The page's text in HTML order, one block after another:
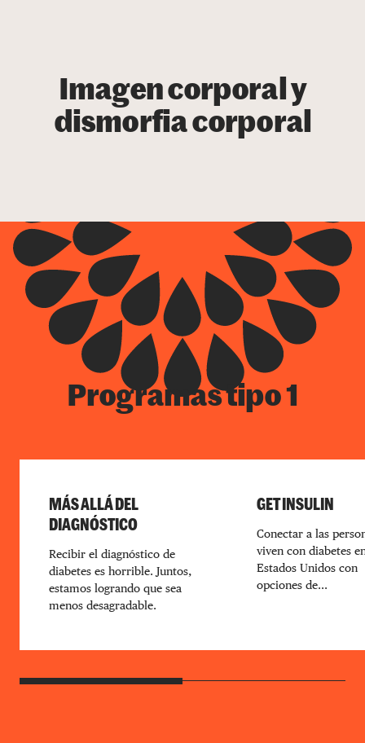
Imagen corporal y
dismorfia corporal
Programas tipo 1
MÁS ALLÁ DEL
DIAGNÓSTICO
Recibir el diagnóstico de
diabetes es horrible. Juntos,
estamos logrando que sea
menos desagradable.
GET INSULIN
Conectar a las
viven con diabetes
Estados Unidos con
opciones de...